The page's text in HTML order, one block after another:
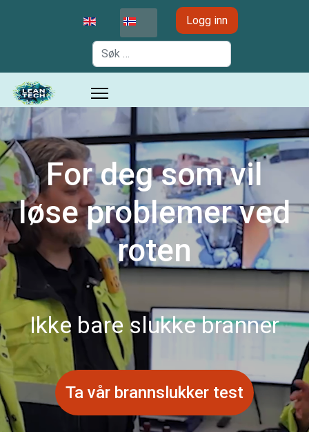
Logg inn
Søk
For deg som vil
løse problemer ved
roten
Ikke bare slukke branner
Ta vår brannslukker test